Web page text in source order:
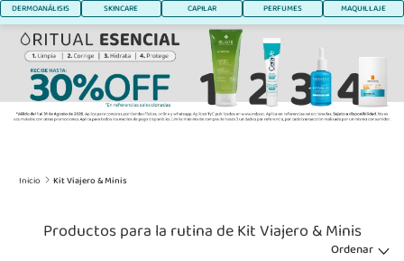
DERMOANÁLISIS SKINCARE CAPILAR PERFUMES MAQUILLAJE
Inicio Kit Viajero & Minis
Productos para la rutina de Kit Viajero & Minis
Ordenar